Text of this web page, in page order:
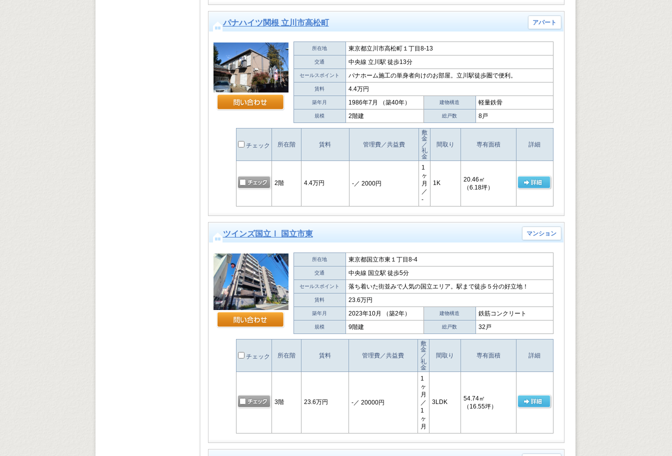
パナハイツ関根 立川市高松町 アパート
所在地 東京都立川市高松町１丁目8-13
交通 中央線 立川駅 徒歩13分
セールスポイント パナホーム施工の単身者向けのお部屋。立川駅徒歩圏で便利。
賃料 4.4万円
築年月 1986年7月 （築40年） 建物構造 軽量鉄骨
規模 2階建 総戸数 8戸
チェック 所在階 賃料 管理費／共益費
敷
金
／
礼
金
間取り 専有面積 詳細
2階 4.4万円 -／ 2000円
1
ヶ
月
／
-
1K
20.46㎡
（6.18坪）
ツインズ国立Ⅰ 国立市東 マンション
所在地 東京都国立市東１丁目8-4
交通 中央線 国立駅 徒歩5分
セールスポイント 落ち着いた街並みで人気の国立エリア。駅まで徒歩５分の好立地！
賃料 23.6万円
築年月 2023年10月 （築2年） 建物構造 鉄筋コンクリート
規模 9階建 総戸数 32戸
チェック 所在階 賃料 管理費／共益費
敷
金
／
礼
金
間取り 専有面積 詳細
3階 23.6万円 -／ 20000円
1
ヶ
月
／
1
ヶ
月
3LDK
54.74㎡
（16.55坪）